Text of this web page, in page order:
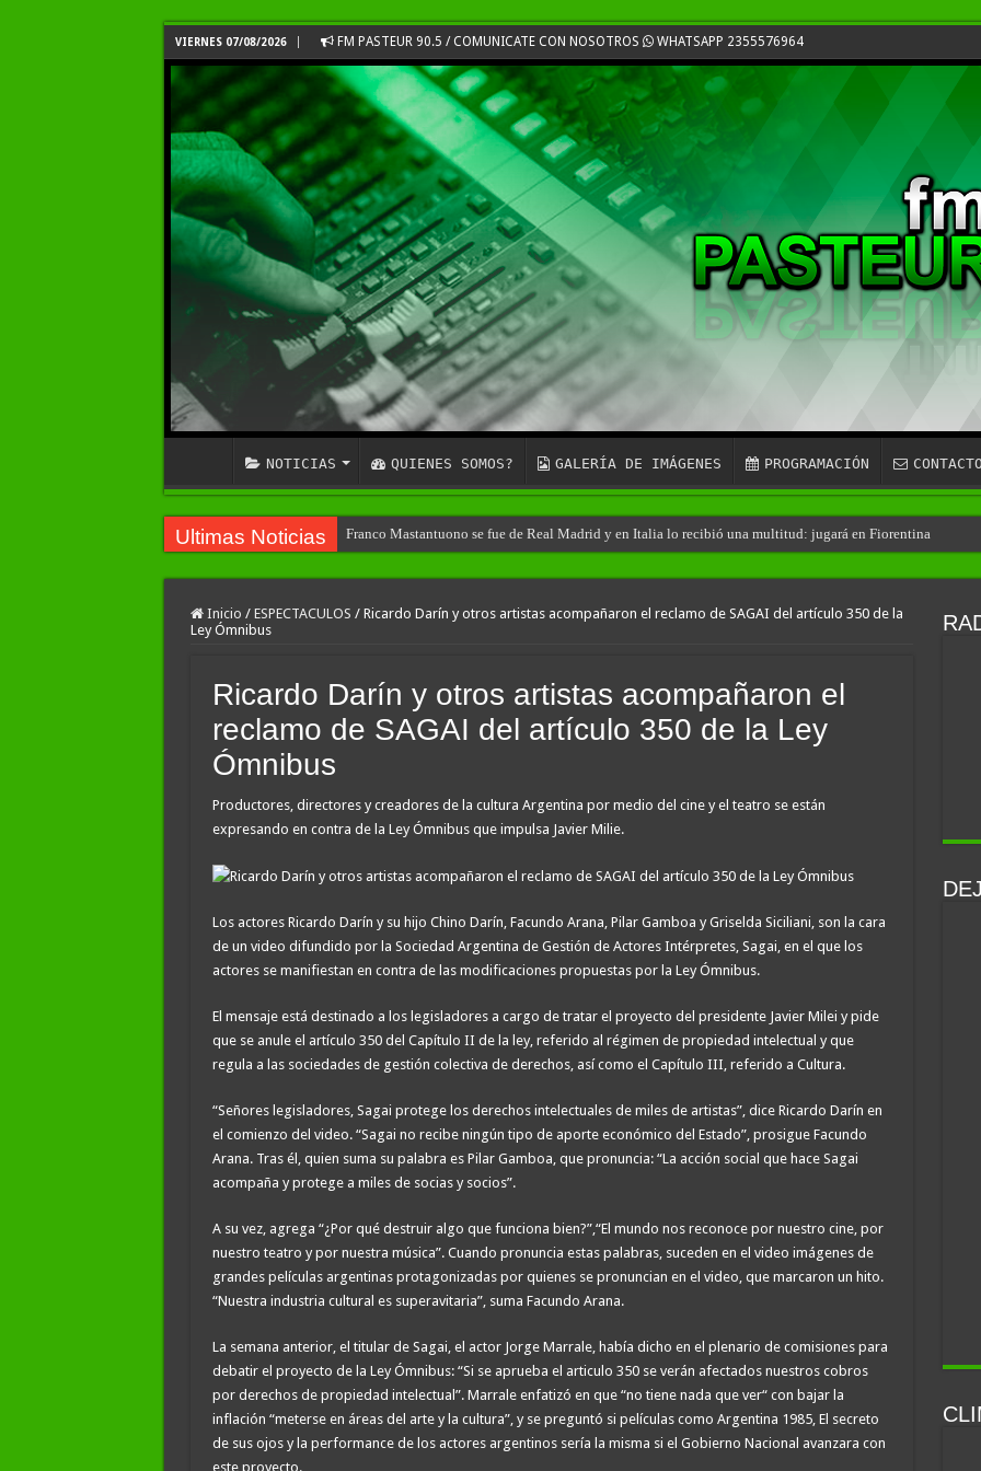
VIERNES 07/08/2026 FM PASTEUR 90.5 / COMUNICATE CON NOSOTROS WHATSAPP 2355576964
NOTICIAS QUIENES SOMOS? GALERÍA DE IMÁGENES PROGRAMACIÓN
Ultimas Noticias Franco Mastantuono se fue de Real Madrid y en Italia lo recibió una multitud: jugará en Fiorentina
Inicio / ESPECTACULOS / Ricardo Darín y otros artistas acompañaron el reclamo de SAGAI del artículo 350 de la
Ley Ómnibus
Ricardo Darín y otros artistas acompañaron el
reclamo de SAGAI del artículo 350 de la Ley
Ómnibus
Productores, directores y creadores de la cultura Argentina por medio del cine y el teatro se están
expresando en contra de la Ley Ómnibus que impulsa Javier Milie.
Los actores Ricardo Darín y su hijo Chino Darín, Facundo Arana, Pilar Gamboa y Griselda Siciliani, son la cara
de un video difundido por la Sociedad Argentina de Gestión de Actores Intérpretes, Sagai, en el que los
actores se manifiestan en contra de las modificaciones propuestas por la Ley Ómnibus.
El mensaje está destinado a los legisladores a cargo de tratar el proyecto del presidente Javier Milei y pide
que se anule el artículo 350 del Capítulo II de la ley, referido al régimen de propiedad intelectual y que
regula a las sociedades de gestión colectiva de derechos, así como el Capítulo III, referido a Cultura.
“Señores legisladores, Sagai protege los derechos intelectuales de miles de artistas”, dice Ricardo Darín en
el comienzo del video. “Sagai no recibe ningún tipo de aporte económico del Estado”, prosigue Facundo
Arana. Tras él, quien suma su palabra es Pilar Gamboa, que pronuncia: “La acción social que hace Sagai
acompaña y protege a miles de socias y socios”.
A su vez, agrega “¿Por qué destruir algo que funciona bien?”,“El mundo nos reconoce por nuestro cine, por
nuestro teatro y por nuestra música”. Cuando pronuncia estas palabras, suceden en el video imágenes de
grandes películas argentinas protagonizadas por quienes se pronuncian en el video, que marcaron un hito.
“Nuestra industria cultural es superavitaria”, suma Facundo Arana.
La semana anterior, el titular de Sagai, el actor Jorge Marrale, había dicho en el plenario de comisiones para
debatir el proyecto de la Ley Ómnibus: “Si se aprueba el articulo 350 se verán afectados nuestros cobros
por derechos de propiedad intelectual”. Marrale enfatizó en que “no tiene nada que ver“ con bajar la
inflación “meterse en áreas del arte y la cultura”, y se preguntó si películas como Argentina 1985, El secreto
de sus ojos y la performance de los actores argentinos sería la misma si el Gobierno Nacional avanzara con
este proyecto.